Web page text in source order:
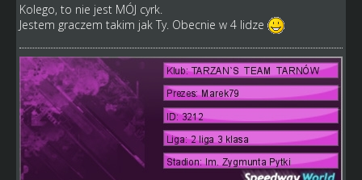
Kolego, to nie jest MÓJ cyrk.
Jestem graczem takim jak Ty. Obecnie w 4 lidze